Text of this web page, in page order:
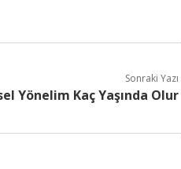
Sonraki Yazı
Yönelim Kaç Yaşında Olur